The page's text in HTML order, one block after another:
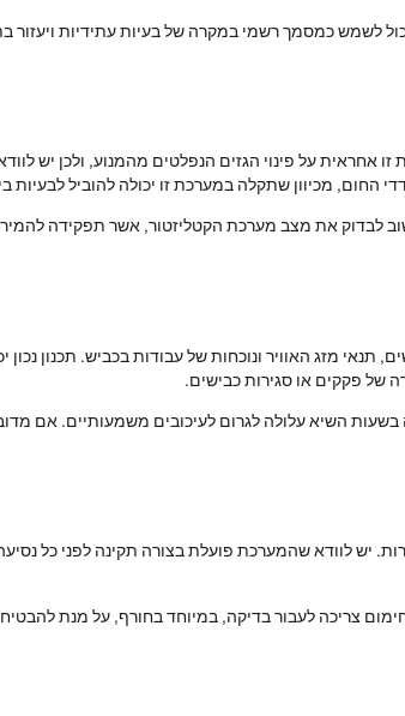
לשמש כמסמך רשמי במקרה של בעיות עתידיות ויעזור
על פינוי הגזים הנפלטים מהמנוע, ולכן יש
החום, מכיוון שתקלה במערכת זו יכולה להוביל לבעיות
לבדוק את מצב מערכת הקטליזטור, אשר תפקידה להמיר
מזג האוויר ונוכחות של עבודות בכביש. תכנון נכון
של פקקים או סגירות כבישים.
השיא עלולה לגרום לעיכובים משמעותיים. אם
יש לוודא שהמערכת פועלת בצורה תקינה לפני כל
צריכה לעבור בדיקה, במיוחד בחורף, על מנת